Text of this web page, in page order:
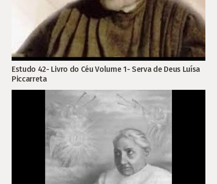
Estudo 42- Livro do Céu Volume 1- Serva de Deus Luísa
Piccarreta